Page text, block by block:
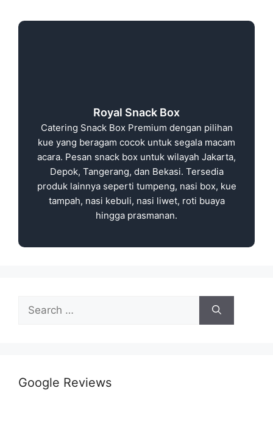
Royal Snack Box
Catering Snack Box Premium dengan pilihan
kue yang beragam cocok untuk segala macam
acara. Pesan snack box untuk wilayah Jakarta,
Depok, Tangerang, dan Bekasi. Tersedia
produk lainnya seperti tumpeng, nasi box, kue
tampah, nasi kebuli, nasi liwet, roti buaya
hingga prasmanan.
Google Reviews